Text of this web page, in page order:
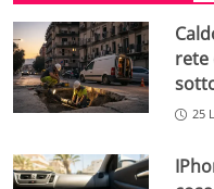
rete
25